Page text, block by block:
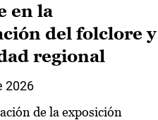
en la
del folclore y
regional
2026
de la exposición